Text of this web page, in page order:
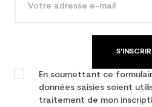
En soumettant ce
données saisies soient
traitement de mon